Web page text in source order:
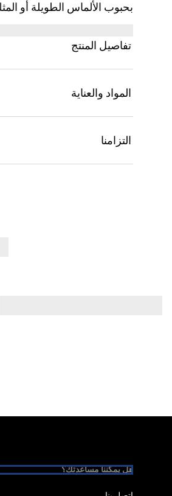
بحبوب الألماس الطويلة أو
تفاصيل المنتج
المواد والعناية
التزامنا
هل يمكننا مساعدتك؟